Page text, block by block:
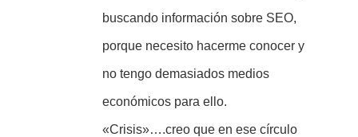
buscando información sobre SEO,
porque necesito hacerme conocer y
no tengo demasiados medios
económicos para ello.
«Crisis»….creo que en ese círculo